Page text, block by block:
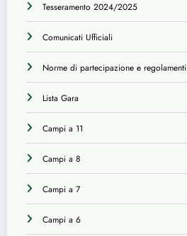
Tesseramento 2024/2025
Comunicati Ufficiali
Norme di partecipazione e regolamenti
Lista Gara
Campi a 11
Campi a 8
Campi a 7
Campi a 6